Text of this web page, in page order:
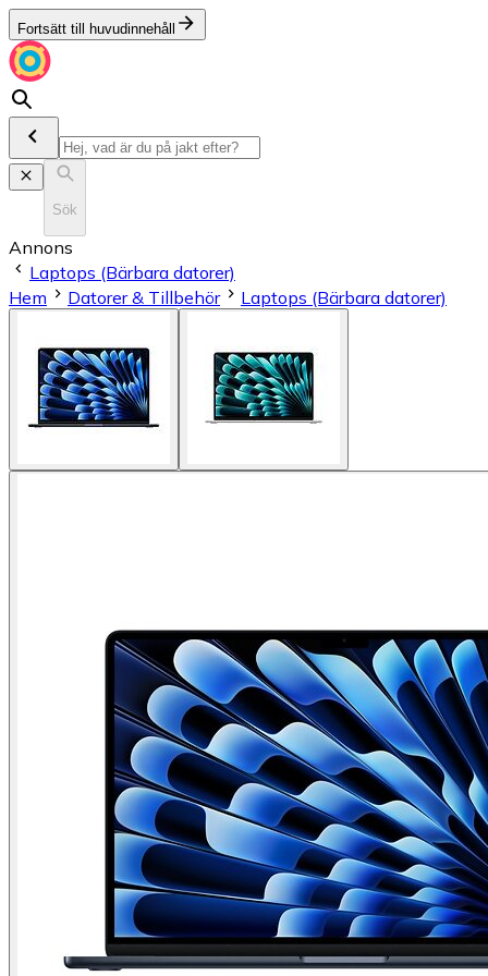
Fortsätt till huvudinnehåll
Sök
Annons
Laptops (Bärbara datorer)
Hem
Datorer & Tillbehör Laptops (Bärbara datorer)